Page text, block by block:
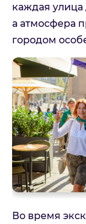
каждая
а атмосфера
городом
Во время